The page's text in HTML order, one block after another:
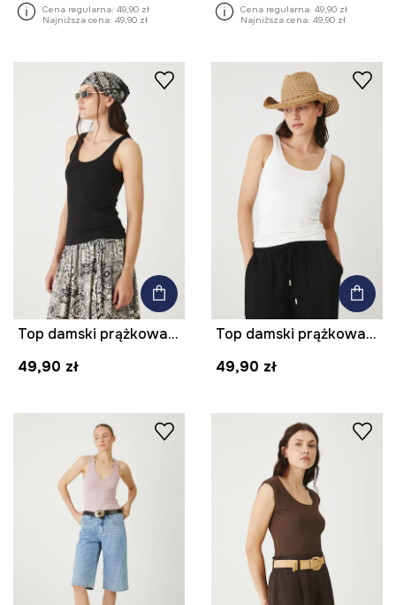
Cena regularna: 49,90 zł
Najniższa cena: 49,90 zł
Cena regularna: 49,90 zł
Najniższa cena: 49,90 zł
Top damski prążkowany z modalem
49,90 zł
Top damski prążkowany z modalem
49,90 zł